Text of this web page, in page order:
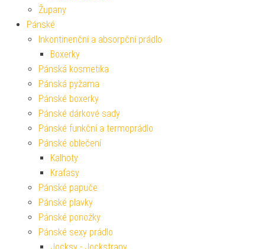
Župany
Pánské
Inkontinenční a absorpční prádlo
Boxerky
Pánská kosmetika
Pánská pyžama
Pánské boxerky
Pánské dárkové sady
Pánské funkční a termoprádlo
Pánské oblečení
Kalhoty
Kraťasy
Pánské papuče
Pánské plavky
Pánské ponožky
Pánské sexy prádlo